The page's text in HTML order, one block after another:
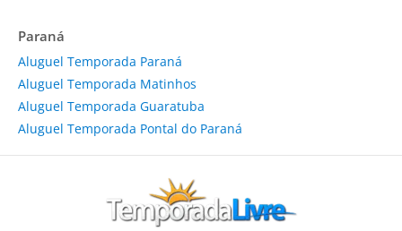
Paraná
Aluguel Temporada Paraná
Aluguel Temporada Matinhos
Aluguel Temporada Guaratuba
Aluguel Temporada Pontal do Paraná